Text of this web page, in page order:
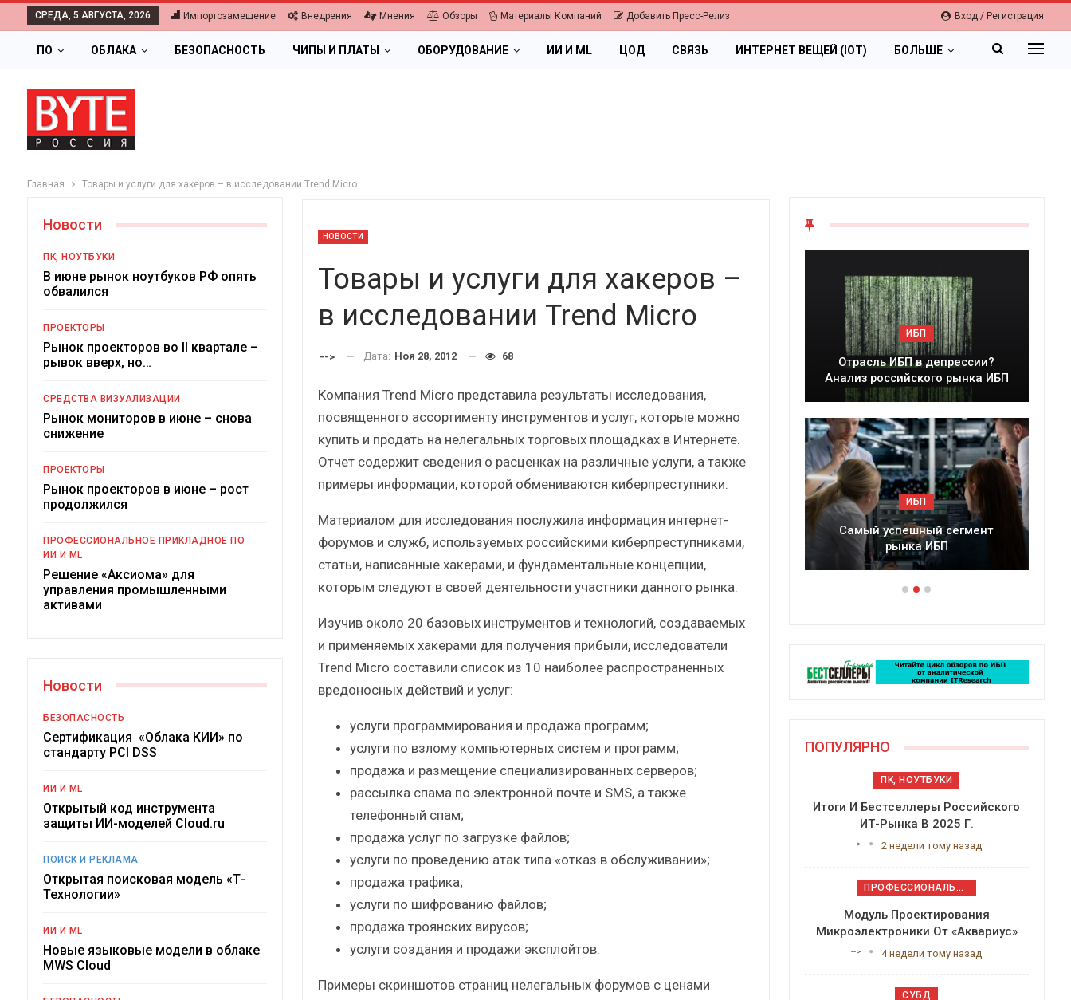
Вход / Регистрация
СРЕДА, 5 АВГУСТА, 2026 Импортозамещение Внедрения Мнения Обзоры Материалы Компаний Добавить Пресс-Релиз
ПО ОБЛАКА БЕЗОПАСНОСТЬ ЧИПЫ И ПЛАТЫ ОБОРУДОВАНИЕ ИИ И ML ЦОД СВЯЗЬ ИНТЕРНЕТ ВЕЩЕЙ (IOT) БОЛЬШЕ
Главная Товары и услуги для хакеров – в исследовании Trend Micro
НОВОСТИ
Товары и услуги для хакеров –
в исследовании Trend Micro
--> Дата: Ноя 28, 2012 68
Компания Trend Micro представила результаты исследования,
посвященного ассортименту инструментов и услуг, которые можно
купить и продать на нелегальных торговых площадках в Интернете.
Отчет содержит сведения о расценках на различные услуги, а также
примеры информации, которой обмениваются киберпреступники.
Материалом для исследования послужила информация интернет-
форумов и служб, используемых российскими киберпреступниками,
статьи, написанные хакерами, и фундаментальные концепции,
которым следуют в своей деятельности участники данного рынка.
Изучив около 20 базовых инструментов и технологий, создаваемых
и применяемых хакерами для получения прибыли, исследователи
Trend Micro составили список из 10 наиболее распространенных
вредоносных действий и услуг:
услуги программирования и продажа программ;
услуги по взлому компьютерных систем и программ;
продажа и размещение специализированных серверов;
рассылка спама по электронной почте и SMS, а также
телефонный спам;
продажа услуг по загрузке файлов;
услуги по проведению атак типа «отказ в обслуживании»;
продажа трафика;
услуги по шифрованию файлов;
продажа троянских вирусов;
услуги создания и продажи эксплойтов.
Примеры скриншотов страниц нелегальных форумов с ценами
Новости
ПК, НОУТБУКИ
В июне рынок ноутбуков РФ опять
обвалился
ПРОЕКТОРЫ
Рынок проекторов во II квартале –
рывок вверх, но…
СРЕДСТВА ВИЗУАЛИЗАЦИИ
Рынок мониторов в июне – снова
снижение
ПРОЕКТОРЫ
Рынок проекторов в июне – рост
продолжился
ПРОФЕССИОНАЛЬНОЕ ПРИКЛАДНОЕ ПО
ИИ И ML
Решение «Аксиома» для
управления промышленными
активами
Новости
БЕЗОПАСНОСТЬ
Сертификация «Облака КИИ» по
стандарту PCI DSS
ИИ И ML
Открытый код инструмента
защиты ИИ-моделей Cloud.ru
ПОИСК И РЕКЛАМА
Открытая поисковая модель «Т-
Технологии»
ИИ И ML
Новые языковые модели в облаке
MWS Cloud
ОБЛАКА
Краткий статистический
Подкосят ли глобальные угрозы
российский рынок ИБП?
Отрасль ИБП в депрессии?
Часть II.
ИБП
Отрасль ИБП в депрессии?
Анализ российского рынка ИБП
ИБП
Самый успешный сегмент
рынка ИБП
ПОПУЛЯРНО
ПК, НОУТБУКИ
Итоги И Бестселлеры Российского
ИТ-Рынка В 2025 Г.
--> 2 недели тому назад
ПРОФЕССИОНАЛЬНОЕ ПРИКЛАДНОЕ ПО
Модуль Проектирования
Микроэлектроники От «Аквариус»
--> 4 недели тому назад
СУБД